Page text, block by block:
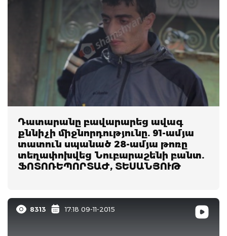
Դատարանը բավարարեց ավագ
քննիչի միջնորդությունը. 91-ամյա
տատուն սպանած 28-ամյա թոռը
տեղափոխվեց Նուբարաշենի բանտ.
ՖՈՏՈՌԵՊՈՐՏԱԺ, ՏԵՍԱՆՅՈՒԹ
8313 17:18 09-11-2015